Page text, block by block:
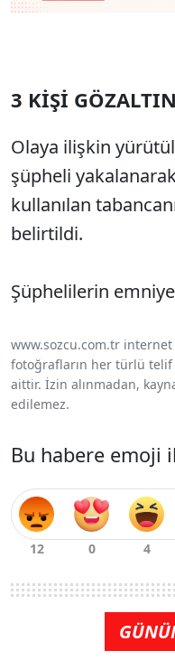
3 KİŞİ
Olaya ilişkin
şüpheli
kullanılan
belirtildi.
Şüphelilerin
www.sozcu.com.tr internet
fotoğrafların her türlü telif
aittir. İzin alınmadan,
edilemez.
Bu habere emoji